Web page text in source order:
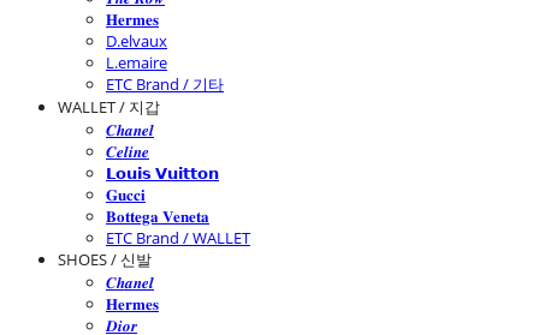
𝐇𝐞𝐫𝐦𝐞𝐬
D.elvaux
L.emaire
ETC Brand / 기타
WALLET / 지갑
𝑪𝒉𝒂𝒏𝒆𝒍
𝑪𝒆𝒍𝒊𝒏𝒆
𝗟𝗼𝘂𝗶𝘀 𝗩𝘂𝗶𝘁𝘁𝗼𝗻
𝐆𝐮𝐜𝐜𝐢
𝐁𝐨𝐭𝐭𝐞𝐠𝐚 𝐕𝐞𝐧𝐞𝐭𝐚
ETC Brand / WALLET
SHOES / 신발
𝑪𝒉𝒂𝒏𝒆𝒍
𝐇𝐞𝐫𝐦𝐞𝐬
𝑫𝒊𝒐𝒓